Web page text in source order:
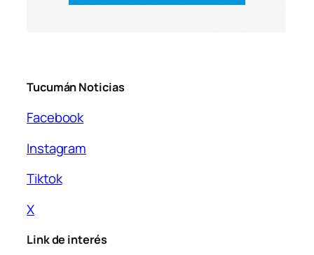
Tucumán Noticias
Facebook
Instagram
Tiktok
X
Link de interés